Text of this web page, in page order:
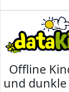
Offline
und dunkle